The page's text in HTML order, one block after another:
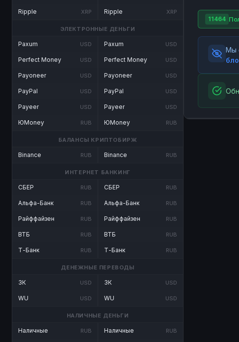
Ripple XRP Ripple XRP
ЭЛЕКТРОННЫЕ ДЕНЬГИ
Paxum USD
Perfect Money USD
Payoneer USD
PayPal USD
Payeer USD
ЮMoney RUB
Paxum USD
Perfect Money USD
Payoneer USD
PayPal USD
Payeer USD
ЮMoney RUB
БАЛАНСЫ КРИПТОБИРЖ
Binance RUB Binance RUB
ИНТЕРНЕТ БАНКИНГ
СБЕР RUB
Альфа-Банк RUB
Райффайзен RUB
ВТБ RUB
Т-Банк RUB
СБЕР RUB
Альфа-Банк RUB
Райффайзен RUB
ВТБ RUB
Т-Банк RUB
ДЕНЕЖНЫЕ ПЕРЕВОДЫ
ЗК USD
WU USD
ЗК USD
WU USD
НАЛИЧНЫЕ ДЕНЬГИ
Наличные RUB Наличные RUB
11464
Мы